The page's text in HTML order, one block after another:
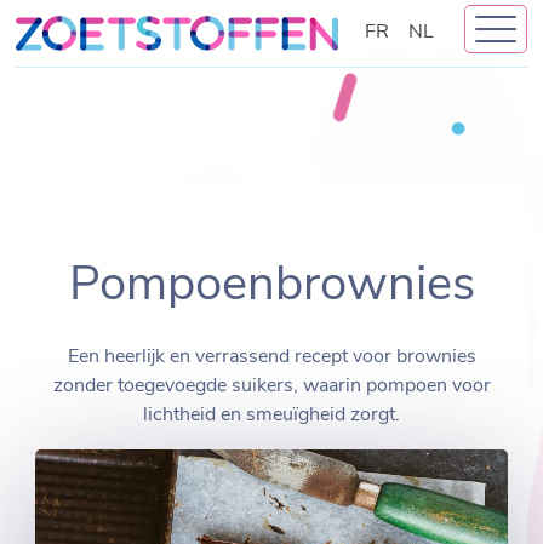
Skip
to
content
FR NL
Pompoenbrownies
Een heerlijk en verrassend recept voor brownies
zonder toegevoegde suikers, waarin pompoen voor
lichtheid en smeuïgheid zorgt.